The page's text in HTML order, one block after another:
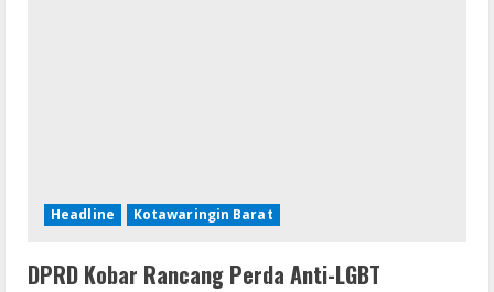
Headline Kotawaringin Barat
DPRD Kobar Rancang Perda Anti-LGBT